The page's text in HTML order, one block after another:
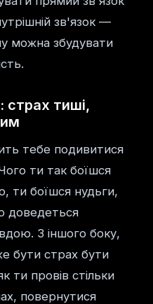
зв'язок —
можна збудувати
страх тиші,
тебе подивитися
ти так боїшся
ти боїшся нудьги,
доведеться
З іншого боку,
бути страх бути
ти провів стільки
повернутися